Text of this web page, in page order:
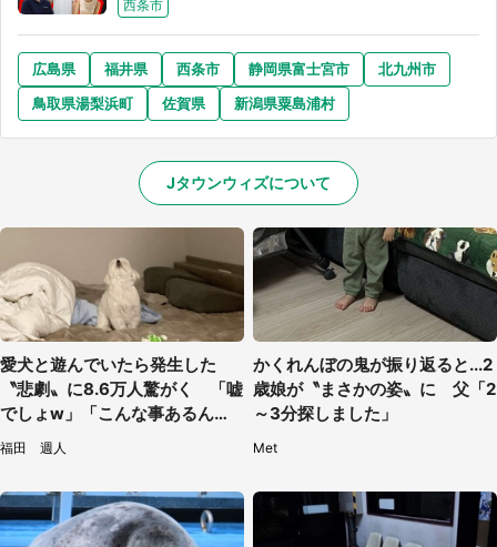
西条市
広島県 福井県 西条市 静岡県富士宮市
北九州市
鳥取県湯梨浜町
佐賀県 新潟県粟島浦村
Jタウンウィズについて
愛犬と遊んでいたら発生した
〝悲劇〟に8.6万人驚がく 「嘘
でしょw」「こんな事あるんだ
www」
福田 週人
かくれんぼの鬼が振り返ると...2
歳娘が〝まさかの姿〟に 父「2
～3分探しました」
Met